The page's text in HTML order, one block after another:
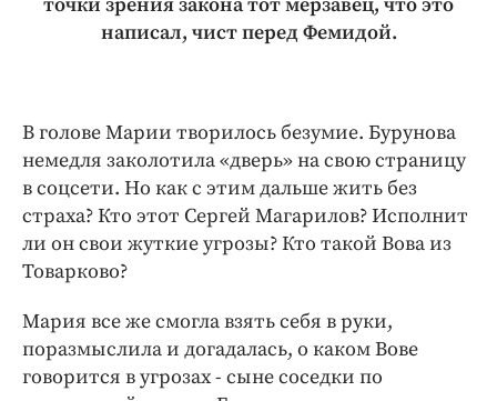
написал, чист перед Фемидой.
В голове Марии творилось безумие. Бурунова
немедля заколотила «дверь» на свою страницу
в соцсети. Но как с этим дальше жить без
страха? Кто этот Сергей Магарилов? Исполнит
ли он свои жуткие угрозы? Кто такой Вова из
Товарково?
Мария все же смогла взять себя в руки,
поразмыслила и догадалась, о каком Вове
говорится в угрозах - сыне соседки по